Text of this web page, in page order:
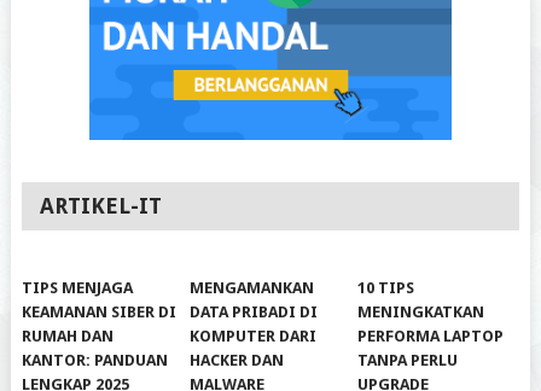
ARTIKEL-IT
TIPS MENJAGA
KEAMANAN SIBER DI
RUMAH DAN
KANTOR: PANDUAN
LENGKAP 2025
MENGAMANKAN
DATA PRIBADI DI
KOMPUTER DARI
HACKER DAN
MALWARE
10 TIPS
MENINGKATKAN
PERFORMA LAPTOP
TANPA PERLU
UPGRADE